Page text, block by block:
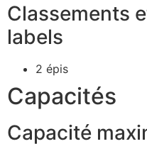
Classements
labels
2 épis
Capacités
Capacité